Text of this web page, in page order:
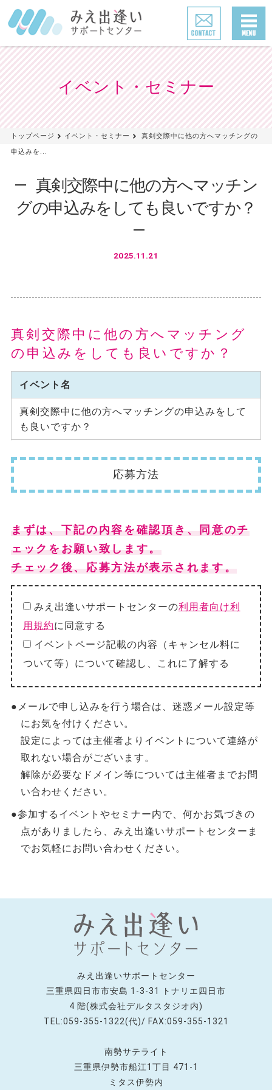
イベント・セミナー
トップページ イベント・セミナー
真剣交際中に他の方へマッチングの
申込みを...
真剣交際中に他の方へマッチン
グの申込みをしても良いですか？
2025.11.21
真剣交際中に他の方へマッチング
の申込みをしても良いですか？
イベント名
真剣交際中に他の方へマッチングの申込みをして
も良いですか？
応募方法
まずは、下記の内容を確認頂き、同意のチ
ェックをお願い致します。
チェック後、応募方法が表示されます。
みえ出逢いサポートセンターの利用者向け利
用規約に同意する
イベントページ記載の内容（キャンセル料に
ついて等）について確認し、これに了解する
●メールで申し込みを行う場合は、迷惑メール設定等
にお気を付けください。
設定によっては主催者よりイベントについて連絡が
取れない場合がございます。
解除が必要なドメイン等については主催者までお問
い合わせください。
●参加するイベントやセミナー内で、何かお気づきの
点がありましたら、みえ出逢いサポートセンターま
でお気軽にお問い合わせください。
みえ出逢いサポートセンター
三重県四日市市安島 1-3-31 トナリエ四日市
4 階(株式会社デルタスタジオ内)
TEL:059-355-1322(代)/ FAX:059-355-1321
南勢サテライト
三重県伊勢市船江1丁目 471-1
ミタス伊勢内